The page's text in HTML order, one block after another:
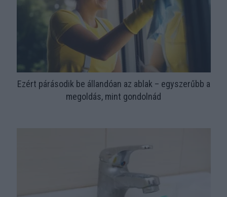
Ezért párásodik be állandóan az ablak – egyszerűbb a
megoldás, mint gondolnád